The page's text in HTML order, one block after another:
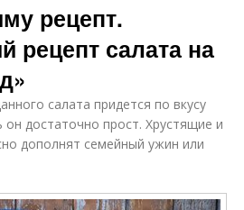
рецепт.
рецепт салата на
салата придется по вкусу
достаточно прост. Хрустящие и
дополнят семейный ужин или